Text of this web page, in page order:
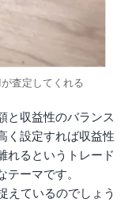
査定してくれる
と収益性のバランス
く設定すれば収益性
れるというトレード
ーマです。
えているのでしょう